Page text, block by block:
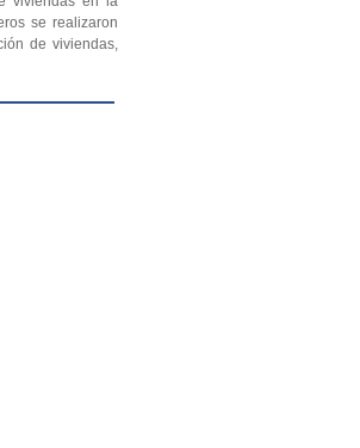
se realizaron
de viviendas,